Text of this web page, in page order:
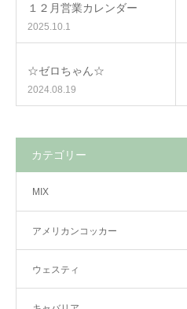
１２月営業カレンダー
2025.10.1
☆ゼロちゃん☆
2024.08.19
カテゴリー
MIX
アメリカンコッカー
ウェスティ